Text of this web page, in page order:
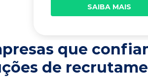
SAIBA MAIS
que
de